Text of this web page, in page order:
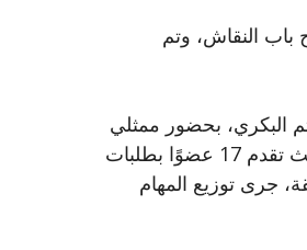
باب النقاش، وتم
البكري، بحضور ممثلي
الوزارات المختصة. وتمت تلاوة أسماء المرشحين لعضوية الهيئة الإدارية، حيث تقدم 17 عضوًا بطلبات
جرى توزيع المهام